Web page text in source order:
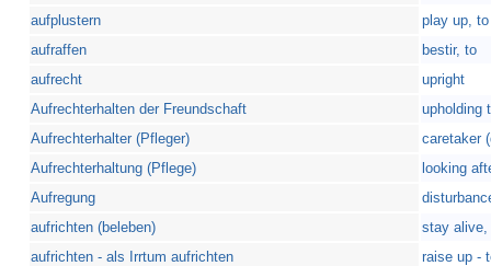
aufplustern
play up, to
aufraffen
bestir, to
aufrecht
upright
Aufrechterhalten der Freundschaft
upholding
Aufrechterhalter (Pfleger)
caretaker
Aufrechterhaltung (Pflege)
looking
Aufregung
aufrichten (beleben)
stay alive,
aufrichten - als Irrtum aufrichten
raise up -